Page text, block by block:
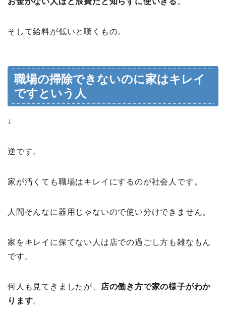
そして給料が低いと嘆くもの。
職場の掃除できないのに家はキレイ
ですという人
↓
逆です。
家が汚くても職場はキレイにするのが社会人です。
人間そんなに器用じゃないので使い分けできません。
家をキレイに保てない人は店での過ごし方も雑なもん
です。
何人も見てきましたが、
店の働き方で家の様子がわか
ります。